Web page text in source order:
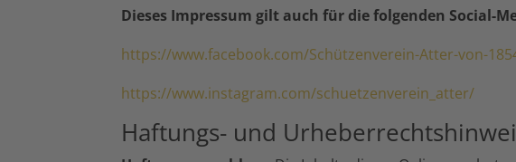
Dieses Impressum gilt auch für die folgenden Social-
https://www.facebook.com/Schützenverein-Atter-von-
https://www.instagram.com/schuetzenverein_atter/
Haftungs- und